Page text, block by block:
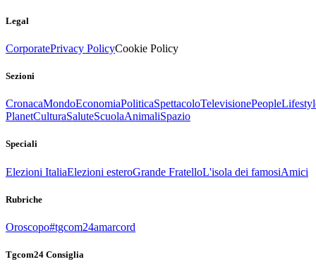
Legal
CorporatePrivacy PolicyCookie Policy
Sezioni
CronacaMondoEconomiaPoliticaSpettacoloTelevisionePeople
PlanetCulturaSaluteScuolaAnimaliSpazio
Speciali
Elezioni ItaliaElezioni esteroGrande FratelloL'isola dei famosiAmici
Rubriche
Oroscopo#tgcom24amarcord
Tgcom24 Consiglia